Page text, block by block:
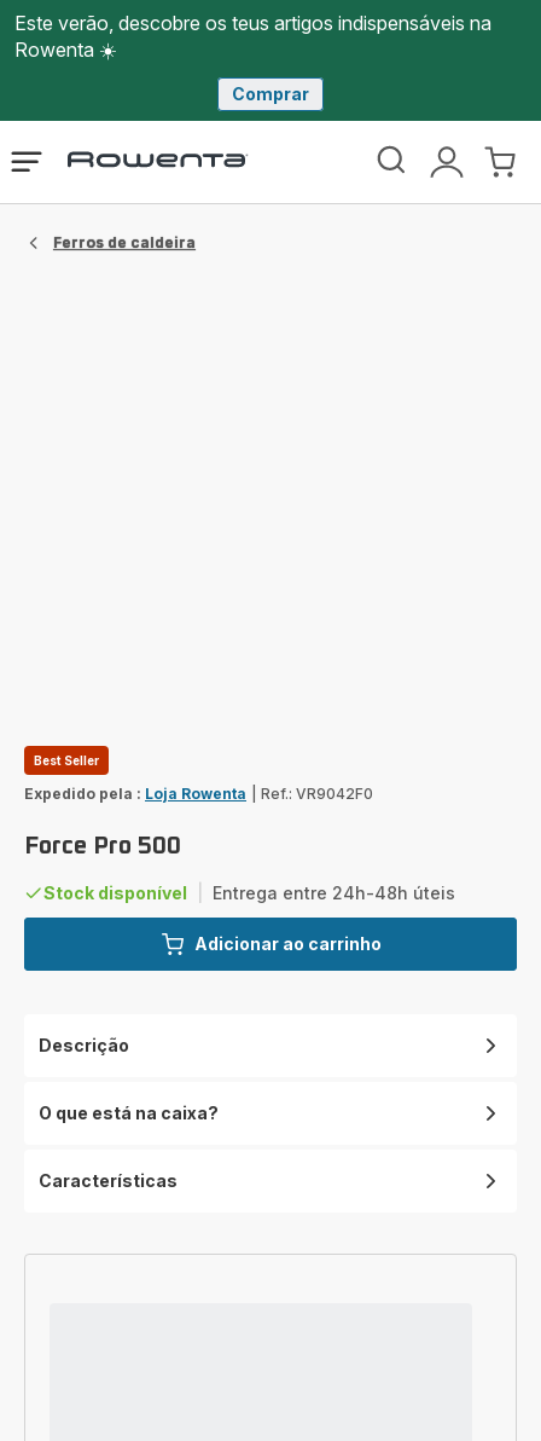
Este verão, descobre os teus artigos indispensáveis na
Rowenta ☀️
Comprar
Página
Rowenta
O
Abrir
Ferros de caldeira
Best Seller
Expedido pela : Loja Rowenta Ref.: VR9042F0
Force Pro 500
Stock disponível Entrega entre 24h-48h úteis
Adicionar ao carrinho
Descrição
O que está na caixa?
Características